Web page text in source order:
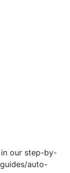
our step-by-
auto-